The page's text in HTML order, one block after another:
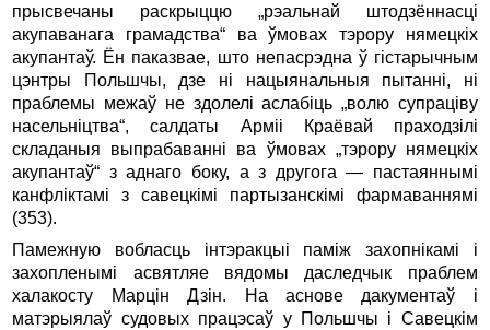
прысвечаны раскрыццю „рэальнай штодзённасці
акупаванага грамадства“ ва ўмовах тэрору нямецкіх
акупантаў. Ён паказвае, што непасрэдна ў гістарычным
цэнтры Польшчы, дзе ні нацыянальныя пытанні, ні
праблемы межаў не здолелі аслабіць „волю супраціву
насельніцтва“, салдаты Арміі Краёвай праходзілі
складаныя выпрабаванні ва ўмовах „тэрору нямецкіх
акупантаў“ з аднаго боку, а з другога — пастаяннымі
канфліктамі з савецкімі партызанскімі фармаваннямі
(353).
Памежную вобласць інтэракцыі паміж захопнікамі і
захопленымі асвятляе вядомы даследчык праблем
халакосту Марцін Дзін. На аснове дакументаў і
матэрыялаў судовых працэсаў у Польшчы і Савецкім